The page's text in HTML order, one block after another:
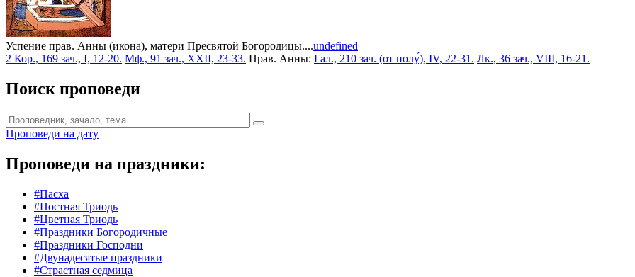
Успение прав. Анны (икона), матери Пресвятой Богородицы....undefined
2 Кор., 169 зач., I, 12-20. Мф., 91 зач., XXII, 23-33. Прав. Анны: Гал., 210 зач. (от полу́), IV, 22-31. Лк., 36 зач., VIII, 16-21.
Поиск проповеди
Проповеди на дату
Проповеди на праздники:
#Пасха
#Постная Триодь
#Цветная Триодь
#Праздники Богородичные
#Праздники Господни
#Двунадесятые праздники
#Страстная седмица